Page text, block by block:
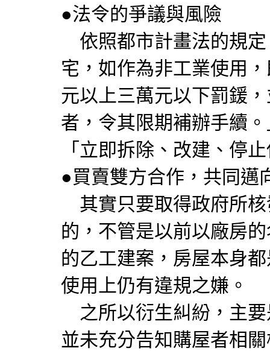
●法令的爭議與風險
依照都市計畫法的規
宅，如作為非工業使用
元以上三萬元以下罰鍰
者，令其限期補辦手續
「立即拆除、改建、停
●買賣雙方合作，共同邁
其實只要取得政府所
的，不管是以前以廠房
的乙工建案，房屋本身
使用上仍有違規之嫌。
之所以衍生糾紛，主
並未充分告知購屋者相